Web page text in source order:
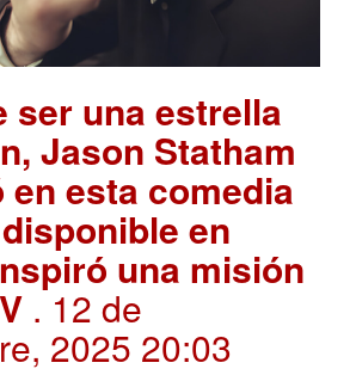
ser una estrella
Jason Statham
en esta comedia
en
una misión
. 12 de
2025 20:03